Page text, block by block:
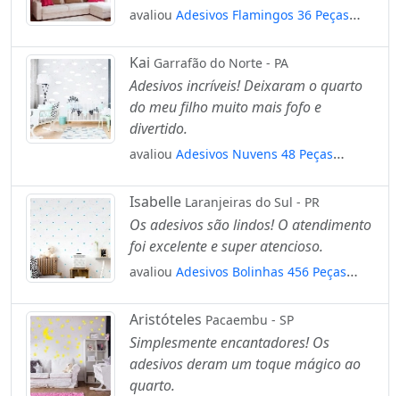
avaliou Adesivos Flamingos 36 Peças
Mod:1024
Kai Garrafão do Norte - PA
Adesivos incríveis! Deixaram o quarto
do meu filho muito mais fofo e
divertido.
avaliou Adesivos Nuvens 48 Peças
Mod:876
Isabelle Laranjeiras do Sul - PR
Os adesivos são lindos! O atendimento
foi excelente e super atencioso.
avaliou Adesivos Bolinhas 456 Peças
Mod:731
Aristóteles Pacaembu - SP
Simplesmente encantadores! Os
adesivos deram um toque mágico ao
quarto.